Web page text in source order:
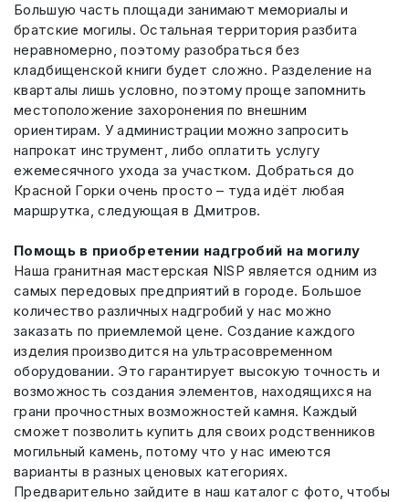
Большую часть площади занимают мемориалы и
братские могилы. Остальная территория разбита
неравномерно, поэтому разобраться без
кладбищенской книги будет сложно. Разделение на
кварталы лишь условно, поэтому проще запомнить
местоположение захоронения по внешним
ориентирам. У администрации можно запросить
напрокат инструмент, либо оплатить услугу
ежемесячного ухода за участком. Добраться до
Красной Горки очень просто – туда идёт любая
маршрутка, следующая в Дмитров.
Помощь в приобретении надгробий на могилу
Наша гранитная мастерская NISP является одним из
самых передовых предприятий в городе. Большое
количество различных надгробий у нас можно
заказать по приемлемой цене. Создание каждого
изделия производится на ультрасовременном
оборудовании. Это гарантирует высокую точность и
возможность создания элементов, находящихся на
грани прочностных возможностей камня. Каждый
сможет позволить купить для своих родственников
могильный камень, потому что у нас имеются
варианты в разных ценовых категориях.
Предварительно зайдите в наш каталог с фото, чтобы